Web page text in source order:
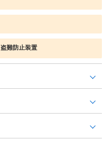
盗難防止装置